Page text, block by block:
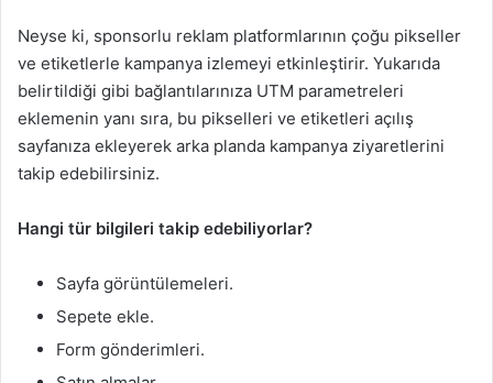
Neyse ki, sponsorlu reklam platformlarının çoğu pikseller
ve etiketlerle kampanya izlemeyi etkinleştirir. Yukarıda
belirtildiği gibi bağlantılarınıza UTM parametreleri
eklemenin yanı sıra, bu pikselleri ve etiketleri açılış
sayfanıza ekleyerek arka planda kampanya ziyaretlerini
takip edebilirsiniz.
Hangi tür bilgileri takip edebiliyorlar?
Sayfa görüntülemeleri.
Sepete ekle.
Form gönderimleri.